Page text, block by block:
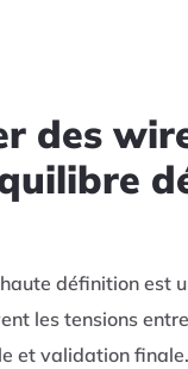
des
définition est
les tensions
et validation